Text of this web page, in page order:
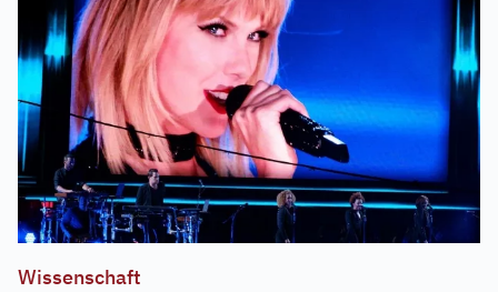
Wissenschaft